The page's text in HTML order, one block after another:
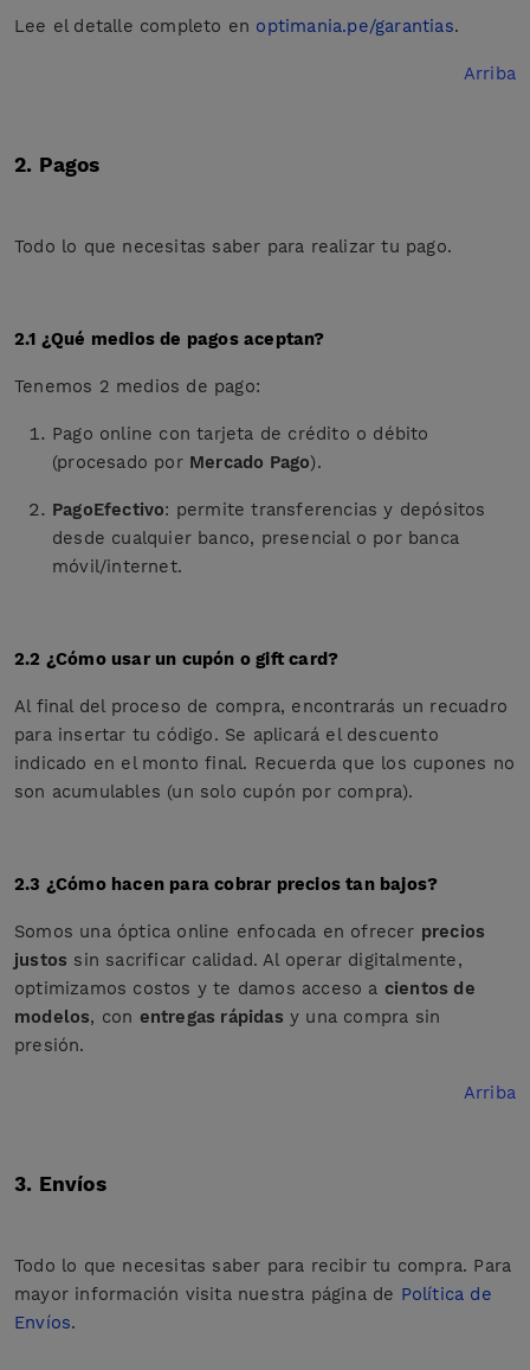
Lee el detalle completo en optimania.pe/garantias.
Arriba
2. Pagos
Todo lo que necesitas saber para realizar tu pago.
2.1 ¿Qué medios de pagos aceptan?
Tenemos 2 medios de pago:
Pago online con tarjeta de crédito o débito
(procesado por Mercado Pago).
PagoEfectivo: permite transferencias y depósitos
desde cualquier banco, presencial o por banca
móvil/internet.
2.2 ¿Cómo usar un cupón o gift card?
Al final del proceso de compra, encontrarás un recuadro
para insertar tu código. Se aplicará el descuento
indicado en el monto final. Recuerda que los cupones no
son acumulables (un solo cupón por compra).
2.3 ¿Cómo hacen para cobrar precios tan bajos?
Somos una óptica online enfocada en ofrecer precios
justos sin sacrificar calidad. Al operar digitalmente,
optimizamos costos y te damos acceso a cientos de
modelos, con entregas rápidas y una compra sin
presión.
Arriba
3. Envíos
Todo lo que necesitas saber para recibir tu compra. Para
mayor información visita nuestra página de Política de
Envíos.